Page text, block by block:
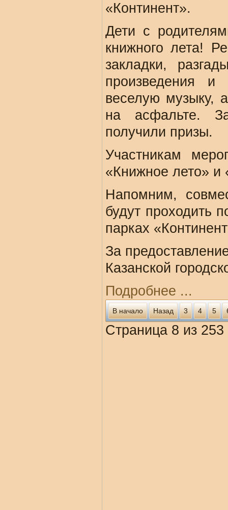
«Континент».
Дети с
книжного лета!
закладки,
произведения и
веселую музыку,
на асфальте.
получили призы.
Участникам
«Книжное лето» и
Напомним,
будут проходить
парках
За
Казанской
Подробнее ...
В начало Назад 3 4 5
Страница 8 из 253